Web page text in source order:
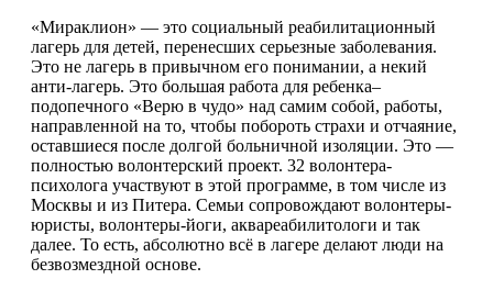
«Мираклион» — это социальный реабилитационный
лагерь для детей, перенесших серьезные заболевания.
Это не лагерь в привычном его понимании, а некий
анти-лагерь. Это большая работа для ребенка–
подопечного «Верю в чудо» над самим собой, работы,
направленной на то, чтобы побороть страхи и отчаяние,
оставшиеся после долгой больничной изоляции. Это —
полностью волонтерский проект. 32 волонтера-
психолога участвуют в этой программе, в том числе из
Москвы и из Питера. Семьи сопровождают волонтеры-
юристы, волонтеры-йоги, аквареабилитологи и так
далее. То есть, абсолютно всё в лагере делают люди на
безвозмездной основе.